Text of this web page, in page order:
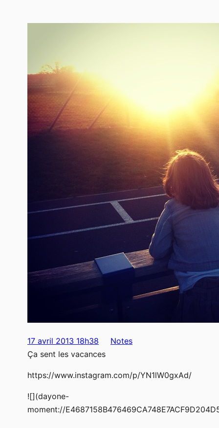
17 avril 2013 18h38
Notes
Ça sent les vacances
https://www.instagram.com/p/YN1lW0gxAd/
![](dayone-
moment://